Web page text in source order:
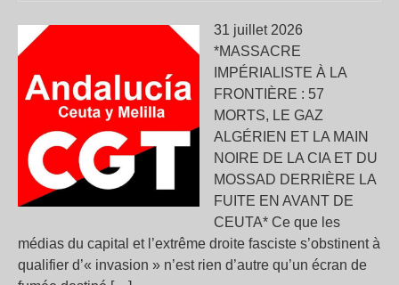
31 juillet 2026
*MASSACRE
IMPÉRIALISTE À LA
FRONTIÈRE : 57
MORTS, LE GAZ
ALGÉRIEN ET LA MAIN
NOIRE DE LA CIA ET DU
MOSSAD DERRIÈRE LA
FUITE EN AVANT DE
CEUTA* Ce que les
médias du capital et l’extrême droite fasciste s’obstinent à
qualifier d’« invasion » n’est rien d’autre qu’un écran de